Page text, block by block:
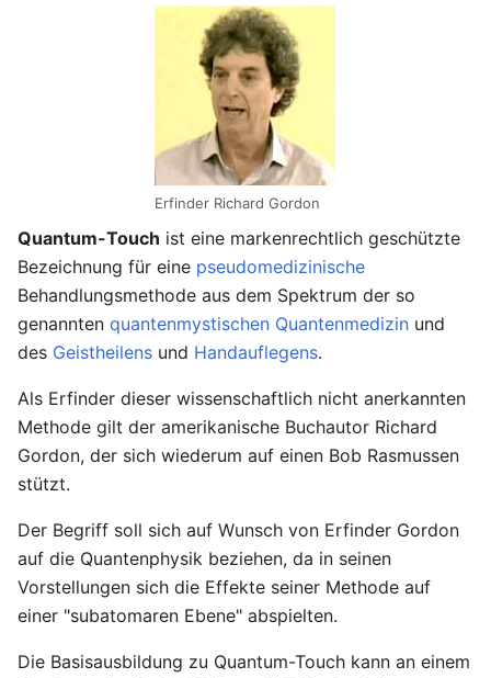
Erfinder Richard Gordon
Quantum-Touch ist eine markenrechtlich geschützte
Bezeichnung für eine pseudomedizinische
Behandlungsmethode aus dem Spektrum der so
genannten quantenmystischen Quantenmedizin und
des Geistheilens und Handauflegens.
Als Erfinder dieser wissenschaftlich nicht anerkannten
Methode gilt der amerikanische Buchautor Richard
Gordon, der sich wiederum auf einen Bob Rasmussen
stützt.
Der Begriff soll sich auf Wunsch von Erfinder Gordon
auf die Quantenphysik beziehen, da in seinen
Vorstellungen sich die Effekte seiner Methode auf
einer "subatomaren Ebene" abspielten.
Die Basisausbildung zu Quantum-Touch kann an einem